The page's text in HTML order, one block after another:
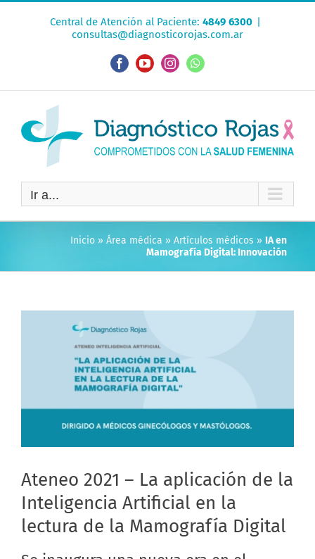
Central de Atención al Paciente: 4849 6300 |
consultas@diagnosticorojas.com.ar
FacebookYouTubeInstagramWhatsApp
Ir a...
Inicio » Área médica » Artículos médicos » IA en
Mamografía Digital: Innovación
Ateneo 2021 – La aplicación de la
Inteligencia Artificial en la
lectura de la Mamografía Digital